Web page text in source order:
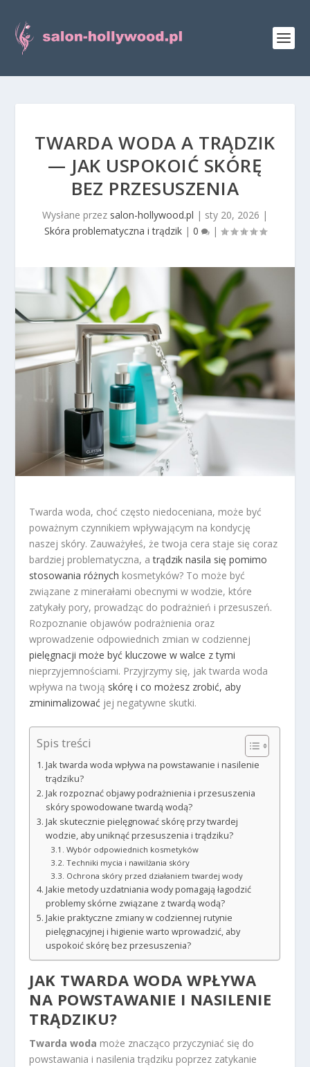
TWARDA WODA A TRĄDZIK
— JAK USPOKOIĆ SKÓRĘ
BEZ PRZESUSZENIA
Wysłane przez salon-hollywood.pl | sty 20, 2026 |
Skóra problematyczna i trądzik| 0 |
Twarda woda, choć często niedoceniana, może być
poważnym czynnikiem wpływającym na kondycję
naszej skóry. Zauważyłeś, że twoja cera staje się coraz
bardziej problematyczna, atrądzik nasila się pomimo
stosowania różnych kosmetyków? To może być
związane z minerałami obecnymi w wodzie, które
zatykały pory, prowadząc do podrażnień i przesuszeń.
Rozpoznanie objawów podrażnienia oraz
wprowadzenie odpowiednich zmian w codziennej
pielęgnacji może być kluczowe w walce z tymi
nieprzyjemnościami. Przyjrzymy się, jak twarda woda
wpływa na twoją skórę i co możesz zrobić, aby
zminimalizować jej negatywne skutki.
Spis treści
Jak twarda woda wpływa na powstawanie i nasilenie
trądziku?
Jak rozpoznać objawy podrażnienia i przesuszenia
skóry spowodowane twardą wodą?
Jak skutecznie pielęgnować skórę przy twardej
wodzie, aby uniknąć przesuszenia i trądziku?
Wybór odpowiednich kosmetyków
Techniki mycia i nawilżania skóry
Ochrona skóry przed działaniem twardej wody
Jakie metody uzdatniania wody pomagają łagodzić
problemy skórne związane z twardą wodą?
Jakie praktyczne zmiany w codziennej rutynie
pielęgnacyjnej i higienie warto wprowadzić, aby
uspokoić skórę bez przesuszenia?
JAK TWARDA WODA WPŁYWA
NA POWSTAWANIE I NASILENIE
TRĄDZIKU?
Twarda woda może znacząco przyczyniać się do
powstawania i nasilenia trądziku poprzez zatykanie